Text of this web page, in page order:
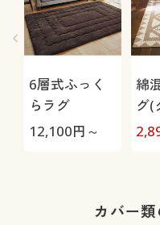
6層式ふっく
らラグ
12,100円～
綿
グ(
ェ)
カバー類